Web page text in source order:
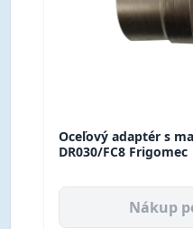
Oceľový adaptér s
DR030/FC8 Frigomec
Nákup